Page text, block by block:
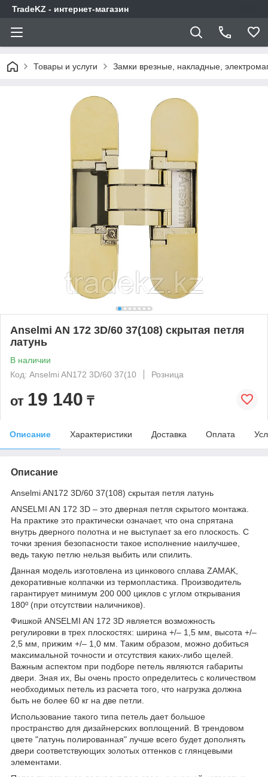
TradeKZ - интернет-магазин
Товары и услуги Замки врезные, накладные,
Anselmi AN 172 3D/60 37(108) скрытая петля
латунь
В наличии
Код: Anselmi AN172 3D/60 37(10
Розница
от 19 140 ₸
Описание Характеристики Доставка Оплата
Описание
Anselmi AN172 3D/60 37(108) скрытая петля латунь
ANSELMI AN 172 3D – это дверная петля скрытого монтажа.
На практике это практически означает, что она спрятана
внутрь дверного полотна и не выступает за его плоскость. С
точки зрения безопасности такое исполнение наилучшее,
ведь такую петлю нельзя выбить или спилить.
Данная модель изготовлена ​​из цинкового сплава ZAMAK,
декоративные колпачки из термопластика. Производитель
гарантирует минимум 200 000 циклов с углом открывания
180º (при отсутствии наличников).
Фишкой ANSELMI AN 172 3D является возможность
регулировки в трех плоскостях: ширина +/– 1,5 мм, высота +/–
2,5 мм, прижим +/– 1,0 мм. Таким образом, можно добиться
максимальной точности и отсутствия каких-либо щелей.
Важным аспектом при подборе петель являются габариты
двери. Зная их, Вы очень просто определитесь с количеством
необходимых петель из расчета того, что нагрузка должна
быть не более 60 кг на две петли.
Использование такого типа петель дает большое
пространство для дизайнерских воплощений. В трендовом
цвете "латунь полированная" лучше всего будет дополнять
двери соответствующих золотых оттенков с глянцевыми
элементами.